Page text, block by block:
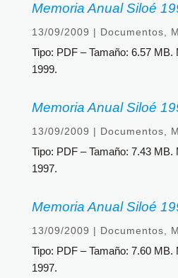
Memoria Anual Siloé
13/09/2009 | Documentos
Tipo: PDF – Tamaño: 6.57 MB.
1999.
Memoria Anual Siloé
13/09/2009 | Documentos
Tipo: PDF – Tamaño: 7.43 MB.
1997.
Memoria Anual Siloé
13/09/2009 | Documentos
Tipo: PDF – Tamaño: 7.60 MB.
1997.